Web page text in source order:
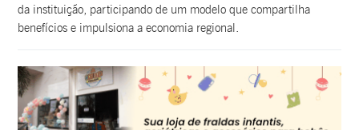
da instituição, participando de um modelo que compartilha
benefícios e impulsiona a economia regional.